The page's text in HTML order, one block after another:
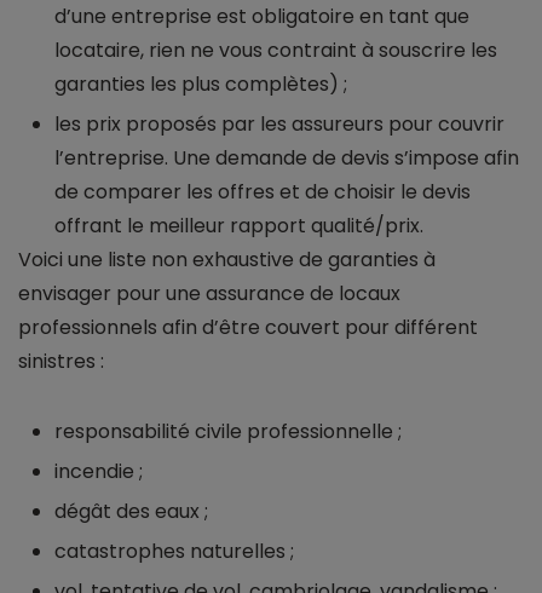
d’une entreprise est obligatoire en tant que
locataire, rien ne vous contraint à souscrire les
garanties les plus complètes) ;
les prix proposés par les assureurs pour couvrir
l’entreprise. Une demande de devis s’impose afin
de comparer les offres et de choisir le devis
offrant le meilleur rapport qualité/prix.
Voici une liste non exhaustive de garanties à
envisager pour une assurance de locaux
professionnels afin d’être couvert pour différent
sinistres :
responsabilité civile professionnelle ;
incendie ;
dégât des eaux ;
catastrophes naturelles ;